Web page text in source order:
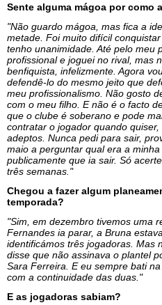
Sente alguma mágoa por como
"Não guardo mágoa, mas fica a
metade. Foi muito difícil
tenho unanimidade. Até pelo meu
profissional e joguei no rival, mas
benfiquista, infelizmente. Agora
defendê-lo do mesmo jeito que
meu profissionalismo. Não gosto
com o meu filho. E não é o facto
que o clube é soberano e pode
contratar o jogador quando
adeptos. Nunca pedi para sair,
maio a perguntar qual era a
publicamente que ia sair. Só
três semanas."
Chegou a fazer algum
temporada?
"Sim, em dezembro tivemos uma
Fernandes ia parar, a Bruna
identificámos três jogadoras. Mas
disse que não assinava o plantel
Sara Ferreira. E eu sempre bati
com a continuidade das duas."
E as jogadoras sabiam?